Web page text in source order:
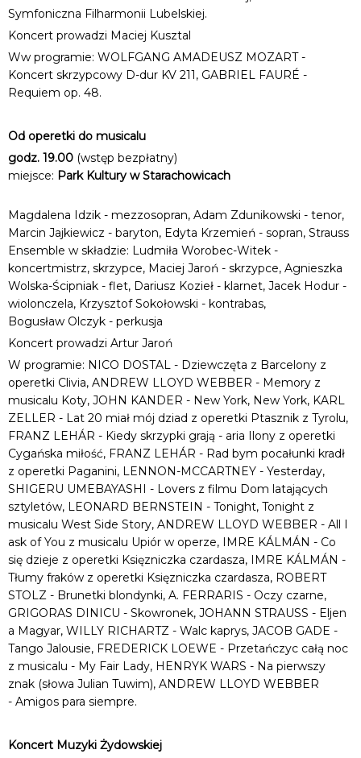
Symfoniczna Filharmonii Lubelskiej.
Koncert prowadzi Maciej Kusztal
Ww programie: WOLFGANG AMADEUSZ MOZART -
Koncert skrzypcowy D-dur KV 211, GABRIEL FAURÉ -
Requiem op. 48.
Od operetki do musicalu
godz. 19.00 (wstęp bezpłatny)
miejsce: Park Kultury w Starachowicach
Magdalena Idzik - mezzosopran, Adam Zdunikowski - tenor,
Marcin Jajkiewicz - baryton, Edyta Krzemień - sopran, Strauss
Ensemble w składzie: Ludmiła Worobec-Witek -
koncertmistrz, skrzypce, Maciej Jaroń - skrzypce, Agnieszka
Wolska-Ścipniak - flet, Dariusz Kozieł - klarnet, Jacek Hodur -
wiolonczela, Krzysztof Sokołowski - kontrabas,
Bogusław Olczyk - perkusja
Koncert prowadzi Artur Jaroń
W programie: NICO DOSTAL - Dziewczęta z Barcelony z
operetki Clivia, ANDREW LLOYD WEBBER - Memory z
musicalu Koty, JOHN KANDER - New York, New York, KARL
ZELLER - Lat 20 miał mój dziad z operetki Ptasznik z Tyrolu,
FRANZ LEHÁR - Kiedy skrzypki grają - aria Ilony z operetki
Cygańska miłość, FRANZ LEHÁR - Rad bym pocałunki kradł
z operetki Paganini, LENNON-MCCARTNEY - Yesterday,
SHIGERU UMEBAYASHI - Lovers z filmu Dom latających
sztyletów, LEONARD BERNSTEIN - Tonight, Tonight z
musicalu West Side Story, ANDREW LLOYD WEBBER - All I
ask of You z musicalu Upiór w operze, IMRE KÁLMÁN - Co
się dzieje z operetki Księzniczka czardasza, IMRE KÁLMÁN -
Tłumy fraków z operetki Księzniczka czardasza, ROBERT
STOLZ - Brunetki blondynki, A. FERRARIS - Oczy czarne,
GRIGORAS DINICU - Skowronek, JOHANN STRAUSS - Eljen
a Magyar, WILLY RICHARTZ - Walc kaprys, JACOB GADE -
Tango Jalousie, FREDERICK LOEWE - Przetańczyc całą noc
z musicalu - My Fair Lady, HENRYK WARS - Na pierwszy
znak (słowa Julian Tuwim), ANDREW LLOYD WEBBER
- Amigos para siempre.
Koncert Muzyki Żydowskiej